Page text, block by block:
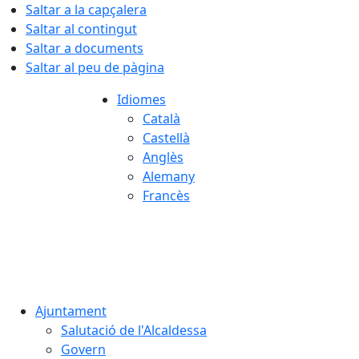
Saltar a la capçalera
Saltar al contingut
Saltar a documents
Saltar al peu de pàgina
Idiomes
Català
Castellà
Anglès
Alemany
Francès
Ajuntament
Salutació de l'Alcaldessa
Govern